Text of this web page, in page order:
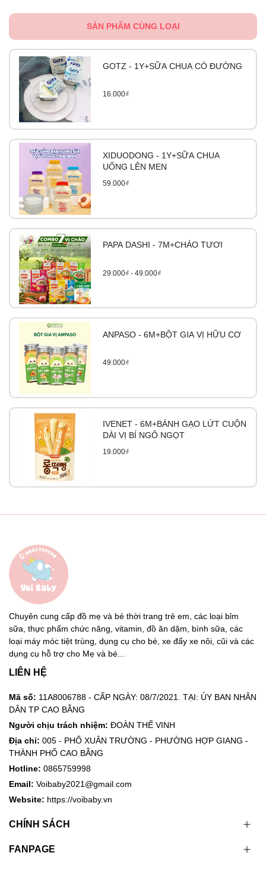
SẢN PHẨM CÙNG LOẠI
GOTZ - 1Y+SỮA CHUA CÓ ĐƯỜNG
16.000₫
XIDUODONG - 1Y+SỮA CHUA
UỐNG LÊN MEN
59.000₫
PAPA DASHI - 7M+CHÁO TƯƠI
29.000₫ - 49.000₫
ANPASO - 6M+BỘT GIA VỊ HỮU CƠ
49.000₫
IVENET - 6M+BÁNH GẠO LỨT CUỘN
DÀI VỊ BÍ NGÔ NGỌT
19.000₫
Chuyên cung cấp đồ mẹ và bé thời trang trẻ em, các loại bỉm
sữa, thực phẩm chức năng, vitamin, đồ ăn dặm, bình sữa, các
loại máy móc tiệt trùng, dụng cụ cho bé, xe đẩy xe nôi, cũi và các
dụng cụ hỗ trợ cho Mẹ và bé...
LIÊN HỆ
Mã số: 11A8006788 - CẤP NGÀY: 08/7/2021. TẠI: ỦY BAN NHÂN
DÂN TP CAO BẰNG
Người chịu trách nhiệm: ĐOÀN THẾ VINH
Địa chỉ: 005 - PHỐ XUÂN TRƯỜNG - PHƯỜNG HỢP GIANG -
THÀNH PHỐ CAO BẰNG
Hotline: 0865759998
Email: Voibaby2021@gmail.com
Website: https://voibaby.vn
CHÍNH SÁCH
FANPAGE